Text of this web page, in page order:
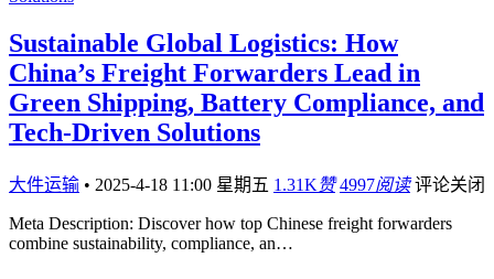
Sustainable Global Logistics: How
China’s Freight Forwarders Lead in
Green Shipping, Battery Compliance, and
Tech-Driven Solutions
大件运输 • 2025-4-18 11:00 星期五 1.31K赞 4997阅读 评论关闭
Meta Description: Discover how top Chinese freight forwarders
combine sustainability, compliance, an…